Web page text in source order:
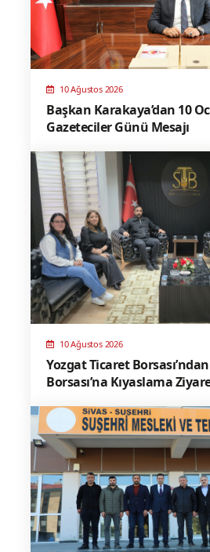
10 Ağustos 2026
Başkan Karakaya’dan 10
Gazeteciler Günü Mesajı
10 Ağustos 2026
Yozgat Ticaret
Borsası’na Kıyaslama